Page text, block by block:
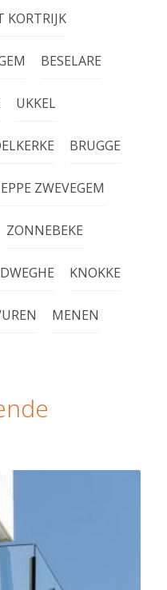
KORTRIJK
BESELARE
UKKEL
BRUGGE
ZWEVEGEM
ZONNEBEKE
KNOKKE
MENEN